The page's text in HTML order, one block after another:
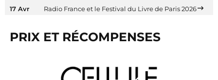
17 Avr Radio France et le Festival du Livre de Paris 2026
PRIX ET RÉCOMPENSES